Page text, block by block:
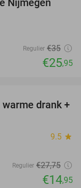
26%
Nijmegen
Regulier €35
€25,95
46%
drank +
9.5 star
Regulier €27,75
€14,95